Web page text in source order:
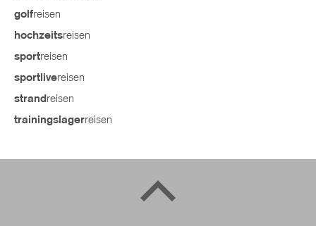
golfreisen
hochzeitsreisen
sportreisen
sportlivereisen
strand reisen
trainingslagerreisen